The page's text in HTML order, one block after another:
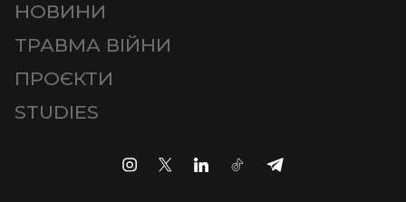
НОВИНИ
ТРАВМА ВІЙНИ
ПРОЄКТИ
STUDIES